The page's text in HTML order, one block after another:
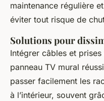
maintenance régulière
éviter tout risque de
Solutions pour
Intégrer câbles et
panneau TV mural
passer facilement les
à l’intérieur, souvent